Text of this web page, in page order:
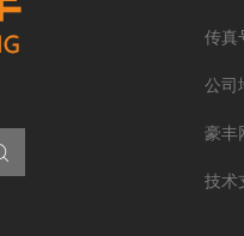
传真
公司
豪丰
技术